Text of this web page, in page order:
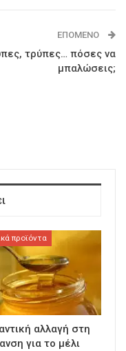
ΕΠΌΜΕΝΟ
τρύπες… πόσες να
μπαλώσεις;
προϊόντα
αλλαγή στη
για το μέλι